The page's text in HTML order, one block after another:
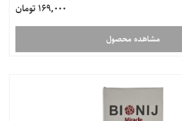
169,000 تومان
مشاهده محصول